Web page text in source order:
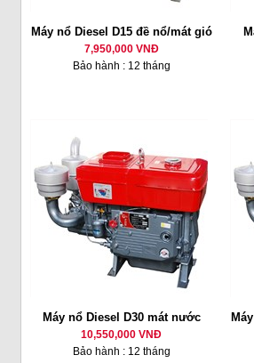
Máy nổ Diesel D15 đề nổ/mát gió
7,950,000 VNĐ
Bảo hành : 12 tháng
Máy nổ Diesel D30 mát nước
10,550,000 VNĐ
Bảo hành : 12 tháng